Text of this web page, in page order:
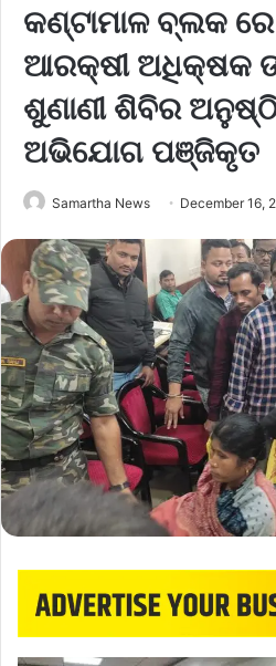
କଣ୍ଟାମାଳ ବ୍ଲକ
ଆରକ୍ଷୀ ଅଧିକ୍ଷକ
ଶୁଣାଣୀ ଶିବିର
ଅଭିଯୋଗ ପଞ୍ଜିକୃତ
Samartha News December 16,